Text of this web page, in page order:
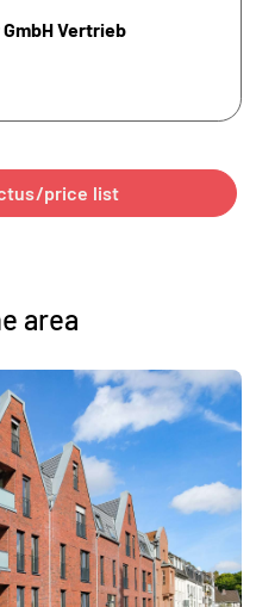
Vertrieb
price list
area